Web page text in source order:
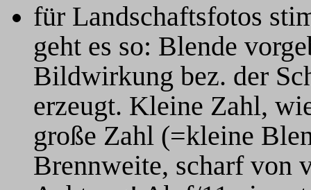
für Landschaftsfotos
geht es so: Blende
Bildwirkung bez. der
erzeugt. Kleine Zahl,
große Zahl (=kleine
Brennweite, scharf von